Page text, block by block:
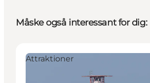
Måske også interessant for dig:
Attraktioner